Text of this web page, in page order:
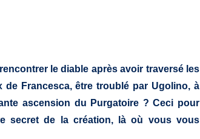
le diable après avoir traversé les
de Francesca, être troublé par Ugolino, à
ascension du Purgatoire ? Ceci pour
secret de la création, là où vous vous